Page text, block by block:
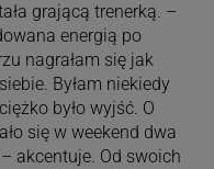
grającą trenerką. –
energią po
nagrałam się jak
Byłam niekiedy
było wyjść. O
się w weekend dwa
akcentuje. Od swoich